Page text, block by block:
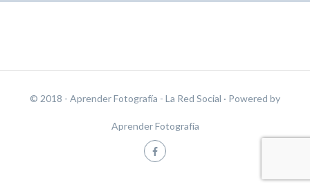
© 2018 - Aprender Fotografía - La Red Social · Powered by
Aprender Fotografía